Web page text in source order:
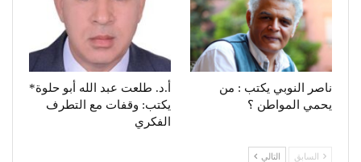
ناصر النوبي يكتب : من
يحمي المواطن ؟
أ.د. طلعت عبد الله أبو حلوة*
يكتب: وقفات مع التطرف
الفكري
السابق التالي